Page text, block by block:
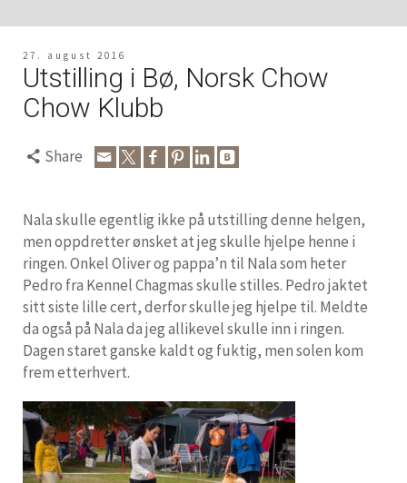
27. august 2016
Utstilling i Bø, Norsk Chow
Chow Klubb
Share
Nala skulle egentlig ikke på utstilling denne helgen,
men oppdretter ønsket at jeg skulle hjelpe henne i
ringen. Onkel Oliver og pappa’n til Nala som heter
Pedro fra Kennel Chagmas skulle stilles. Pedro jaktet
sitt siste lille cert, derfor skulle jeg hjelpe til. Meldte
da også på Nala da jeg allikevel skulle inn i ringen.
Dagen staret ganske kaldt og fuktig, men solen kom
frem etterhvert.